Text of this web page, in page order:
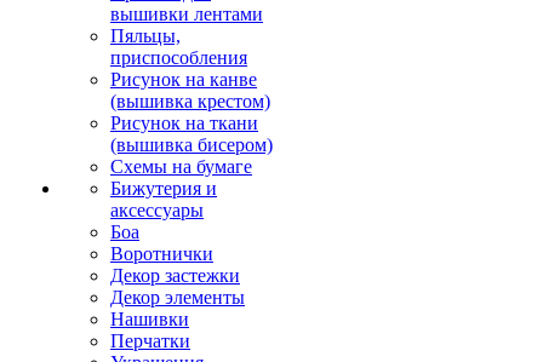
вышивки лентами
Пяльцы,
приспособления
Рисунок на канве
(вышивка крестом)
Рисунок на ткани
(вышивка бисером)
Схемы на бумаге
Бижутерия и
аксессуары
Боа
Воротнички
Декор застежки
Декор элементы
Нашивки
Перчатки